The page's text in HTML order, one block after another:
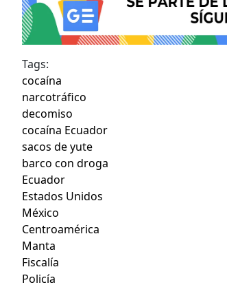
Tags:
cocaína
narcotráfico
decomiso
cocaína Ecuador
sacos de yute
barco con droga
Ecuador
Estados Unidos
México
Centroamérica
Manta
Fiscalía
Policía